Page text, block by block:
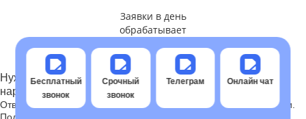
Заявки в день
обрабатывает
Нужна помощь прямо сейчас? Бесплатная консультация
нарколога
Отвечаем на вопросы по зависимости, лечению и реабилитации.
Подберем безопасный и анонимный формат помощи под вашу
Бесплатный
звонок
Срочный
звонок
Телеграм Онлайн чат